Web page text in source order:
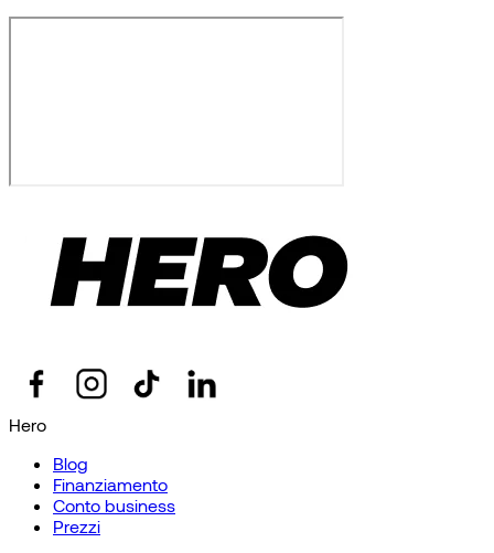
Hero
Blog
Finanziamento
Conto business
Prezzi